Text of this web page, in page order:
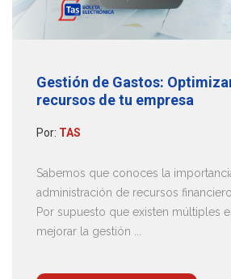
Gestión de Gastos:
recursos de tu empresa
Por: TAS
Sabemos que conoces la
administración de recursos
Por supuesto que existen múltiples
mejorar la gestión ...